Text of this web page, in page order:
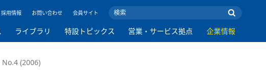
採用情報 お問い合わせ 会員サイト
ライブラリ 特設トピックス 営業・サービス拠点 企業情報
No.4 (2006)